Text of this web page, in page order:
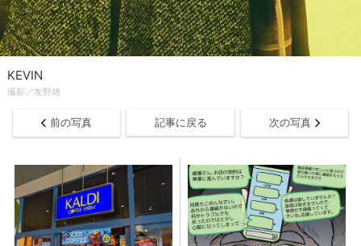
KEVIN
撮影／友野雄
前の写真 記事に戻る 次の写真